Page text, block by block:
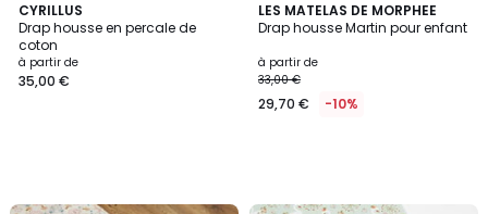
CYRILLUS
Drap housse en percale de
coton
à partir de
35,00 €
LES MATELAS DE MORPHEE
Drap housse Martin pour enfant
à partir de
33,00 €
29,70 € -10%